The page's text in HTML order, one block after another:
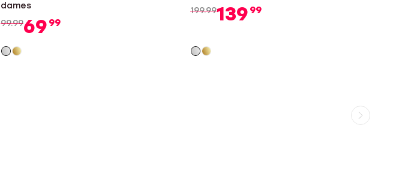
dames
99.9969 99
199.99139 99